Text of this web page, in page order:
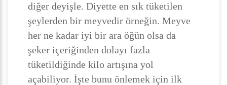
diğer deyişle. Diyette en sık tüketilen
şeylerden bir meyvedir örneğin. Meyve
her ne kadar iyi bir ara öğün olsa da
şeker içeriğinden dolayı fazla
tüketildiğinde kilo artışına yol
açabiliyor. İşte bunu önlemek için ilk